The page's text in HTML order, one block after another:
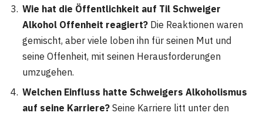
Wie hat die Öffentlichkeit auf Til Schweiger
Alkohol Offenheit reagiert? Die Reaktionen waren
gemischt, aber viele loben ihn für seinen Mut und
seine Offenheit, mit seinen Herausforderungen
umzugehen.
Welchen Einfluss hatte Schweigers Alkoholismus
auf seine Karriere? Seine Karriere litt unter den